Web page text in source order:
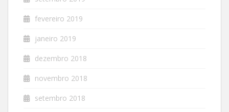
fevereiro 2019
janeiro 2019
dezembro 2018
novembro 2018
setembro 2018